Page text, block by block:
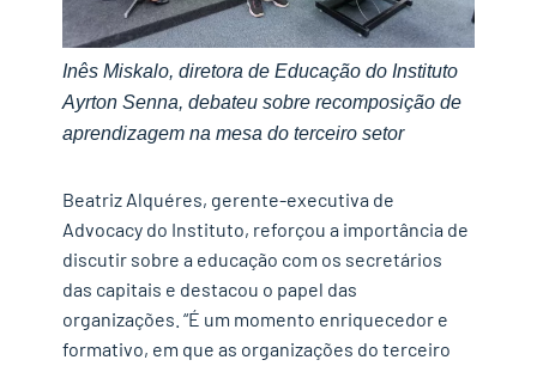
Inês Miskalo, diretora de Educação do Instituto
Ayrton Senna, debateu sobre recomposição de
aprendizagem na mesa do terceiro setor
Beatriz Alquéres, gerente-executiva de
Advocacy do Instituto, reforçou a importância de
discutir sobre a educação com os secretários
das capitais e destacou o papel das
organizações. “É um momento enriquecedor e
formativo, em que as organizações do terceiro